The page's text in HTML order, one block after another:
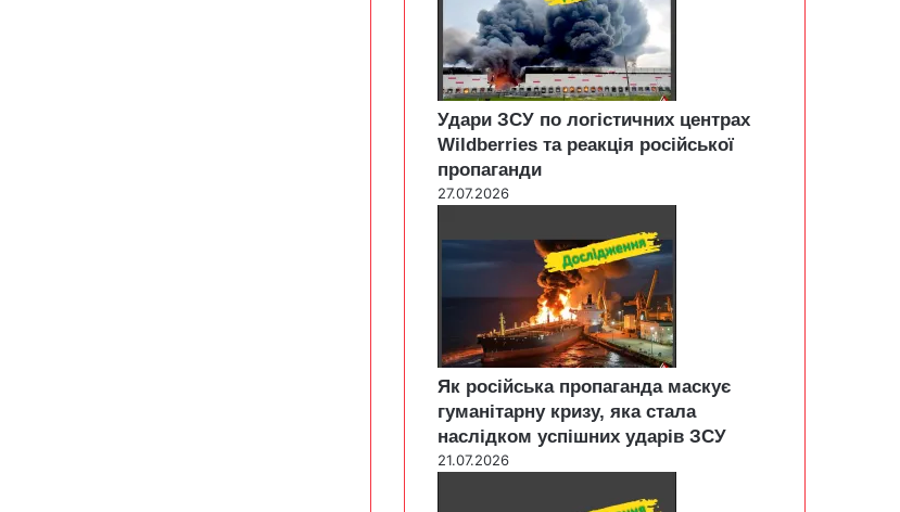
Удари ЗСУ по логістичних центрах
Wildberries та реакція російської
пропаганди
27.07.2026
Як російська пропаганда маскує
гуманітарну кризу, яка стала
наслідком успішних ударів ЗСУ
21.07.2026